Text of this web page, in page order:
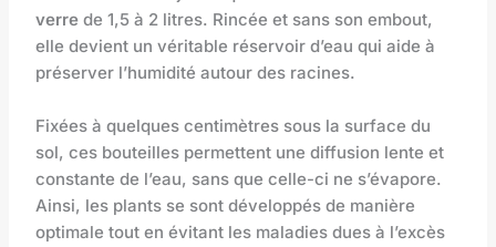
verre de 1,5 à 2 litres. Rincée et sans son embout,
elle devient un véritable réservoir d’eau qui aide à
préserver l’humidité autour des racines.
Fixées à quelques centimètres sous la surface du
sol, ces bouteilles permettent une diffusion lente et
constante de l’eau, sans que celle-ci ne s’évapore.
Ainsi, les plants se sont développés de manière
optimale tout en évitant les maladies dues à l’excès